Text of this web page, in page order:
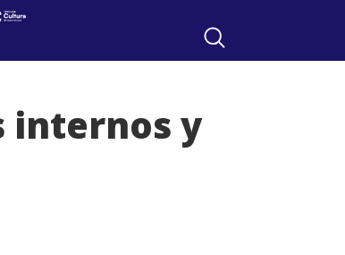
internos y